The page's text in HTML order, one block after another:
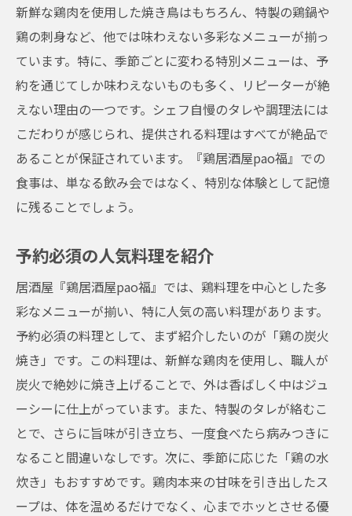
新鮮な鶏肉を使用した焼き鳥はもちろん、特製の鶏鍋や
鶏の刺身など、他では味わえない多彩なメニューが揃っ
ています。特に、季節ごとに変わる特別メニューは、予
約を通じてしか味わえないものも多く、リピーターが絶
えない理由の一つです。シェフ自慢のタレや調理法には
こだわりが感じられ、提供される料理はすべてが絶品で
あることが保証されています。『鶏居酒屋pao福』での
食事は、単なる飲み会ではなく、特別な体験として記憶
に残ることでしょう。
予約必須の人気料理を紹介
居酒屋『鶏居酒屋pao福』では、鶏料理を中心とした多
彩なメニューが揃い、特に人気の高い料理があります。
予約必須の料理として、まず紹介したいのが「鶏の炭火
焼き」です。この料理は、新鮮な鶏肉を使用し、職人が
炭火で絶妙に焼き上げることで、外は香ばしく中はジュ
ーシーに仕上がっています。また、特製のタレが絡むこ
とで、さらに旨味が引き立ち、一度食べたら病みつきに
なること間違いなしです。次に、季節に応じた「鶏の水
炊き」もおすすめです。鶏肉本来の甘味を引き出したス
ープは、体を温めるだけでなく、心までホッとさせる優